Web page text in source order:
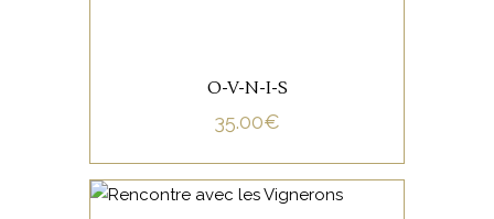
O-V-N-I-S
35.00€